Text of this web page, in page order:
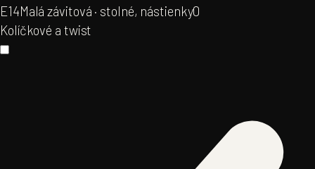
E14Malá závitová · stolné, nástienky0
Kolíčkové a twist